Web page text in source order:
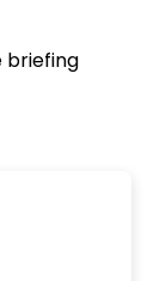
briefing